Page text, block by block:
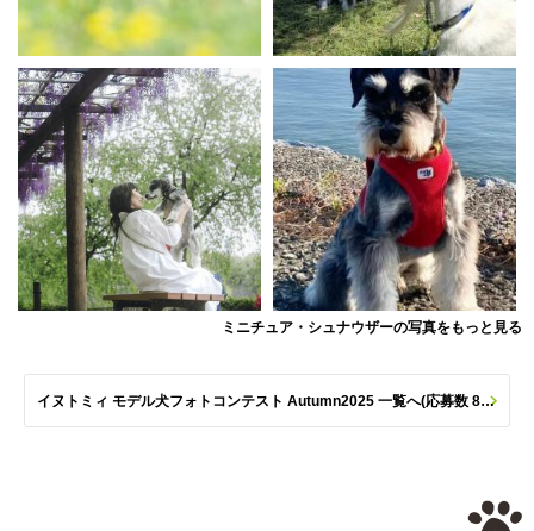
ミニチュア・シュナウザーの写真をもっと見る
イヌトミィ モデル犬フォトコンテスト Autumn2025 一覧へ(応募数 801枚)